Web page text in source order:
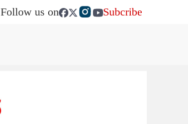
Follow us on Subcribe